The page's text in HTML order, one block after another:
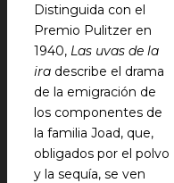
Distinguida con el
Premio Pulitzer en
1940, Las uvas de la
ira describe el drama
de la emigración de
los componentes de
la familia Joad, que,
obligados por el polvo
y la sequía, se ven